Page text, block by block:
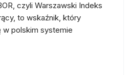
czyli Warszawski Indeks
to wskaźnik, który
polskim systemie